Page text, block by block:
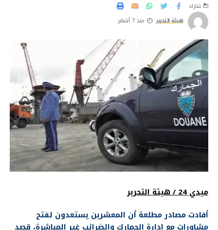
هيئة التحرير منذ 7 أشهر
شارك
ميدي 24 / هيئة التحرير
أفادت مصادر مطلعة أن المعشرين يستعدون لفتح
مشاورات مع إدارة الجمارك والضرائب غير المباشرة، قصد